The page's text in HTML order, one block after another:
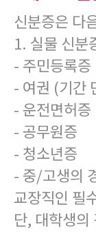
신분증은 다
1. 실물 신분
- 주민등록증
- 여권 (기간
- 운전면허
- 공무원증
- 청소년증
- 중/고생의
교장직인 필
단, 대학생의